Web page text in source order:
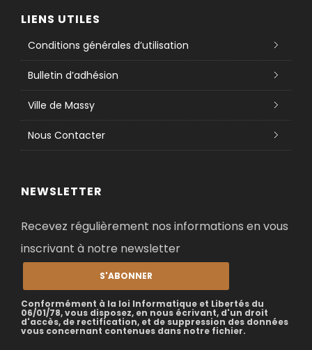
LIENS UTILES
Conditions générales d’utilisation
Bulletin d’adhésion
Ville de Massy
Nous Contacter
NEWSLETTER
Recevez régulièrement nos informations en vous
inscrivant à notre newsletter
S'ABONNER
Conformément à la loi Informatique et Libertés du
06/01/78, vous disposez, en nous écrivant, d'un droit
d'accès, de rectification, et de suppression des données
vous concernant contenues dans notre fichier.